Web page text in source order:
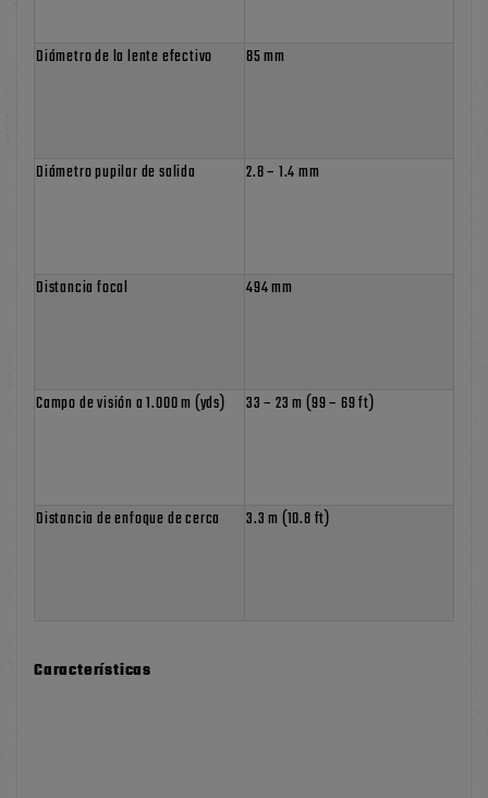
Diámetro de la lente efectivo 85 mm
Diámetro pupilar de salida 2.8 – 1.4 mm
Distancia focal 494 mm
Campo de visión a 1.000 m (yds) 33 – 23 m (99 – 69 ft)
Distancia de enfoque de cerca 3.3 m (10.8 ft)
Características